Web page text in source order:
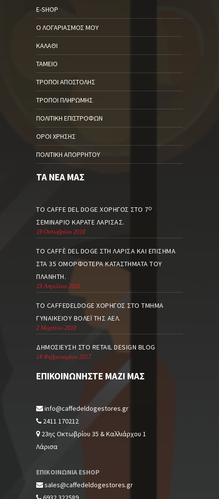
E-SHOP
Ο ΛΟΓΑΡΙΑΣΜΌΣ ΜΟΥ
ΚΑΛΆΘΙ
ΤΑΜΕΊΟ
ΤΡΌΠΟΙ ΑΠΟΣΤΟΛΉΣ
ΤΡΌΠΟΙ ΠΛΗΡΩΜΉΣ
ΠΟΛΙΤΙΚΉ ΕΠΙΣΤΡΟΦΏΝ
ΌΡΟΙ ΧΡΉΣΗΣ
ΠΟΛΙΤΙΚΉ ΑΠΟΡΡΉΤΟΥ
ΤΑ ΝΈΑ ΜΑΣ
ΤΟ CAFFE DEL DOGE ΧΟΡΗΓΌΣ ΣΤΟ 7Ο
ΣΕΜΙΝΆΡΙΟ ΚΑΡΆΤΕ ΛΆΡΙΣΑΣ.
19 Οκτωβρίου 2018
ΤΟ CAFFÈ DEL DOGE ΣΤΗ ΛΆΡΙΣΑ ΚΑΙ ΕΠΊΣΗΜΑ
ΣΤΑ 35 ΟΜΟΡΦΌΤΕΡΑ ΚΑΤΑΣΤΉΜΑΤΑ ΤΟΥ
ΠΛΑΝΉΤΗ.
19 Απριλίου 2018
TO CAFFEDELDOGE ΧΟΡΗΓΌΣ ΣΤΟ ΤΜΉΜΑ
ΓΥΝΑΙΚΕΊΟΥ ΒΌΛΕΪ ΤΗΣ ΑΕΛ.
2 Μαρτίου 2018
ΔΗΜΟΣΊΕΥΣΗ ΣΤΟ RETAIL DESIGN BLOG
14 Φεβρουαρίου 2017
ΕΠΙΚΟΙΝΩΝΉΣΤΕ ΜΑΖΊ ΜΑΣ
info@caffedeldogestores.gr
2411 170212
23ης Οκτωβρίου 35 & Καλλιάρχου 1
Λάρισα
ΕΠΙΚΟΙΝΩΝΙΑ ESHOP
sales@caffedeldogestores.gr